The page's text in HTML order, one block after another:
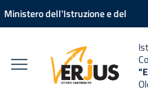
Vai ai contenuti
Vai al menu di navigazione
Vai al footer
Ministero dell'Istruzione e del